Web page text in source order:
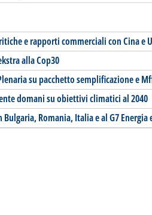
e rapporti commerciali con Cina e
alla Cop30
su pacchetto semplificazione e
domani su obiettivi climatici al 2040
Bulgaria, Romania, Italia e al G7 Energia